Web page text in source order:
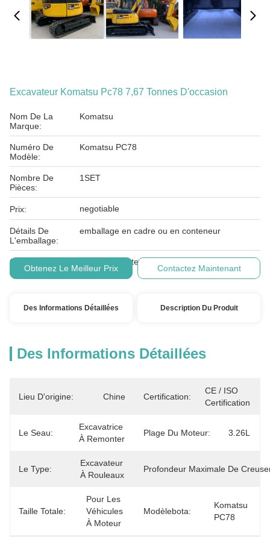
Excavateur Komatsu Pc78 7,67 Tonnes D'occasion
Nom De La
Marque:
Komatsu
Numéro De
Modèle:
Komatsu PC78
Nombre De
Pièces:
1SET
Prix: negotiable
Détails De
L'emballage:
emballage en cadre ou en conteneur
Conditions De
Paiement:
L/C, T/T, Western Union
Obtenez Le Meilleur Prix Contactez Maintenant
Des Informations Détaillées Description Du Produit
Des Informations Détaillées
Lieu D'origine: Chine Certification:
CE / ISO
Certification
Le Seau:
Excavatrice
À Remonter
Plage Du Moteur: 3.26L
Le Type:
Excavateur
À Rouleaux
Profondeur Maximale De
Taille Totale:
Pour Les
Véhicules
À Moteur
Modèlebota:
Komatsu
PC78